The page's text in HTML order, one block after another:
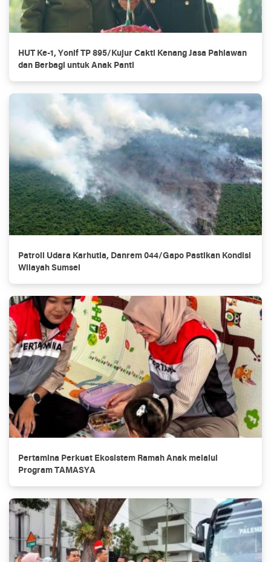
HUT Ke-1, Yonif TP 895/Kujur Cakti Kenang Jasa Pahlawan
dan Berbagi untuk Anak Panti
Patroli Udara Karhutla, Danrem 044/Gapo Pastikan Kondisi
Wilayah Sumsel
Pertamina Perkuat Ekosistem Ramah Anak melalui
Program TAMASYA